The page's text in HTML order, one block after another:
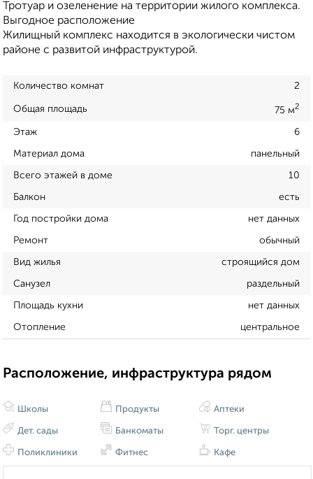
Тротуар и озеленение на территории жилого комплекса.
Выгодное расположение
Жилищный комплекс находится в экологически чистом
районе с развитой инфраструктурой.
Количество комнат 2
Общая площадь 75 м2
Этаж 6
Материал дома панельный
Всего этажей в доме 10
Балкон есть
Год постройки дома нет данных
Ремонт обычный
Вид жилья строящийся дом
Санузел раздельный
Площадь кухни нет данных
Отопление центральное
Расположение, инфраструктура рядом
Школы
Дет. сады
Поликлиники
Продукты
Банкоматы
Фитнес
Аптеки
Торг. центры
Кафе